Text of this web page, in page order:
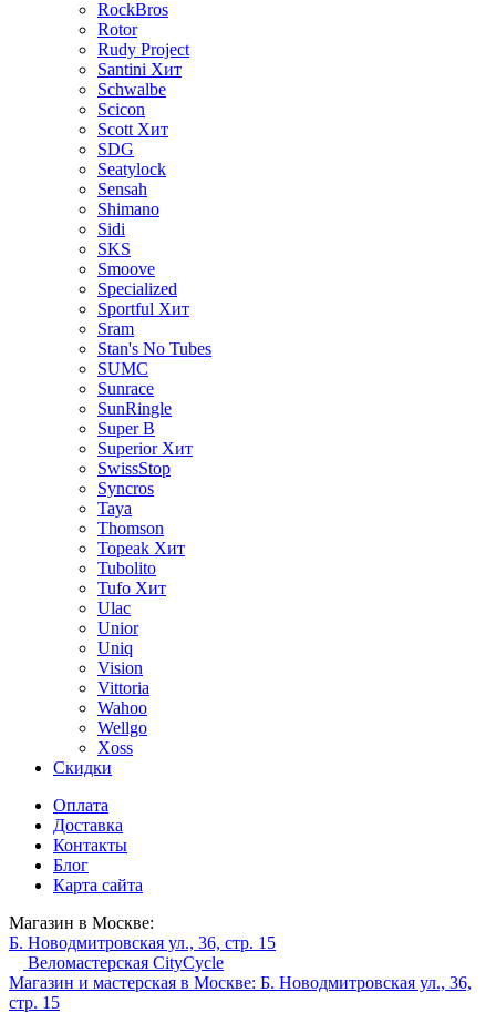
RockBros
Rotor
Rudy Project
Santini Хит
Schwalbe
Scicon
Scott Хит
SDG
Seatylock
Sensah
Shimano
Sidi
SKS
Smoove
Specialized
Sportful Хит
Sram
Stan's No Tubes
SUMC
Sunrace
SunRingle
Super B
Superior Хит
SwissStop
Syncros
Taya
Thomson
Topeak Хит
Tubolito
Tufo Хит
Ulac
Unior
Uniq
Vision
Vittoria
Wahoo
Wellgo
Xoss
Скидки
Оплата
Доставка
Контакты
Блог
Карта сайта
Магазин в Москве:
Б. Новодмитровская ул., 36, стр. 15
Веломастерская CityCycle
Магазин и мастерская в Москве: Б. Новодмитровская ул., 36,
стр. 15